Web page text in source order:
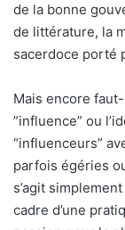
de la bonne
de littérature, la
sacerdoce porté
Mais encore
”influence” ou
“influenceurs”
parfois égéries
s’agit
cadre d’une